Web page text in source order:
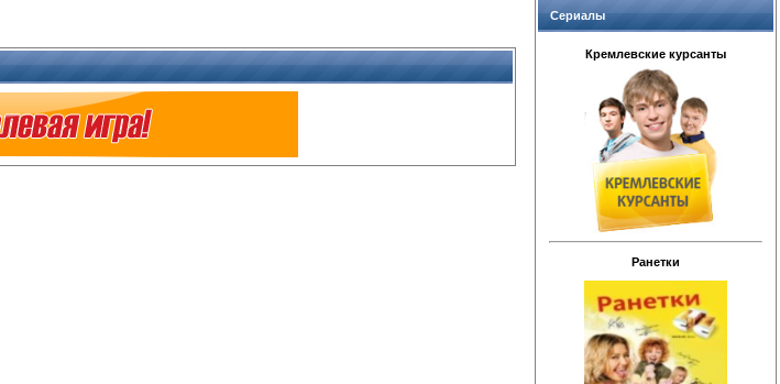
Сериалы
Кремлевские курсанты
Ранетки